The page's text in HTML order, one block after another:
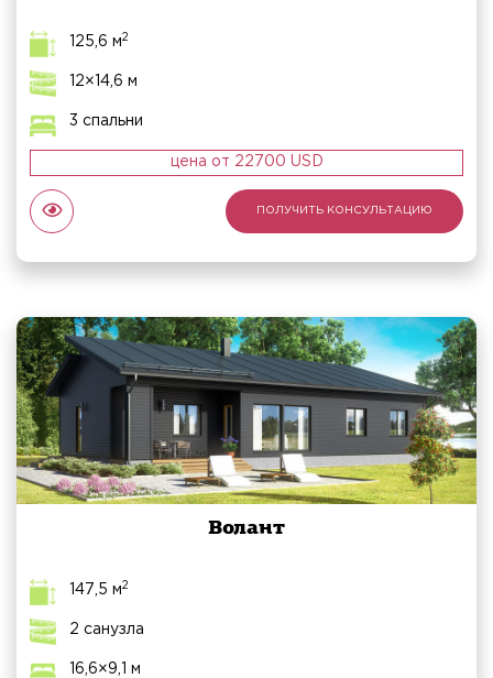
125,6 м 2
12×14,6 м
3 спальни
цена от 22700 USD
ПОЛУЧИТЬ КОНСУЛЬТАЦИЮ
Волант
147,5 м 2
2 санузла
16,6×9,1 м